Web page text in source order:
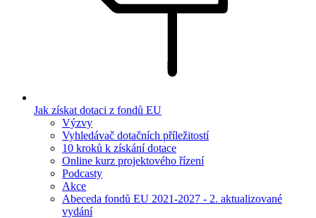
Jak získat dotaci z fondů EU
Výzvy
Vyhledávač dotačních příležitostí
10 kroků k získání dotace
Online kurz projektového řízení
Podcasty
Akce
Abeceda fondů EU 2021-2027 - 2. aktualizované
vydání